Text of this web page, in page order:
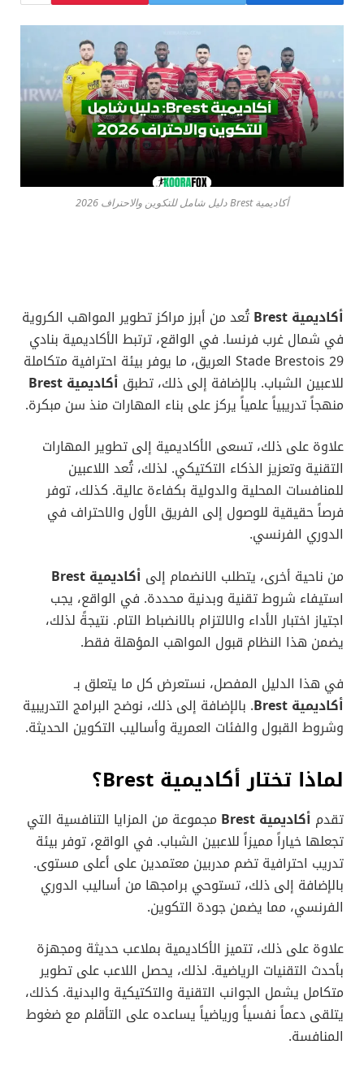
أكاديمية Brest دليل شامل للتكوين والاحتراف 2026
أكاديمية Brest
تُعد من أبرز مراكز تطوير المواهب الكروية
في شمال غرب فرنسا. في الواقع، ترتبط الأكاديمية بنادي
Stade Brestois 29 العريق، ما يوفر بيئة احترافية متكاملة
للاعبين الشباب. بالإضافة إلى ذلك، تطبق أكاديمية Brest
منهجاً تدريبياً علمياً يركز على بناء المهارات منذ سن مبكرة.
علاوة على ذلك، تسعى الأكاديمية إلى تطوير المهارات
التقنية وتعزيز الذكاء التكتيكي. لذلك، تُعد اللاعبين
للمنافسات المحلية والدولية بكفاءة عالية. كذلك، توفر
فرصاً حقيقية للوصول إلى الفريق الأول والاحتراف في
الدوري الفرنسي.
من ناحية أخرى، يتطلب الانضمام إلى أكاديمية Brest
استيفاء شروط تقنية وبدنية محددة. في الواقع، يجب
اجتياز اختبار الأداء والالتزام بالانضباط التام. نتيجةً لذلك،
يضمن هذا النظام قبول المواهب المؤهلة فقط.
في هذا الدليل المفصل، نستعرض كل ما يتعلق بـ
أكاديمية Brest
. بالإضافة إلى ذلك، نوضح البرامج التدريبية
وشروط القبول والفئات العمرية وأساليب التكوين الحديثة.
لماذا تختار أكاديمية Brest؟
تقدم أكاديمية Brest
مجموعة من المزايا التنافسية التي
تجعلها خياراً مميزاً للاعبين الشباب. في الواقع، توفر بيئة
تدريب احترافية تضم مدربين معتمدين على أعلى مستوى.
بالإضافة إلى ذلك، تستوحي برامجها من أساليب الدوري
الفرنسي، مما يضمن جودة التكوين.
علاوة على ذلك، تتميز الأكاديمية بملاعب حديثة ومجهزة
بأحدث التقنيات الرياضية. لذلك، يحصل اللاعب على تطوير
متكامل يشمل الجوانب التقنية والتكتيكية والبدنية. كذلك،
يتلقى دعماً نفسياً ورياضياً يساعده على التأقلم مع ضغوط
المنافسة.